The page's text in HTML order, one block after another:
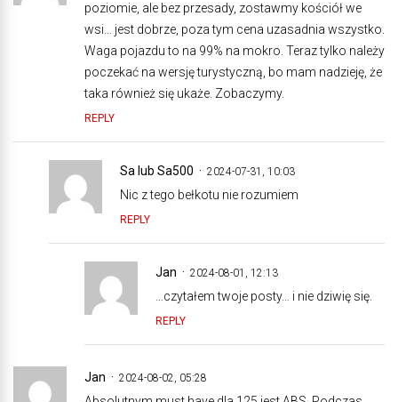
poziomie, ale bez przesady, zostawmy kościół we
wsi… jest dobrze, poza tym cena uzasadnia wszystko.
Waga pojazdu to na 99% na mokro. Teraz tylko należy
poczekać na wersję turystyczną, bo mam nadzieję, że
taka również się ukaże. Zobaczymy.
REPLY
Sa lub Sa500 2024-07-31, 10:03
Nic z tego bełkotu nie rozumiem
REPLY
Jan 2024-08-01, 12:13
…czytałem twoje posty… i nie dziwię się.
REPLY
Jan 2024-08-02, 05:28